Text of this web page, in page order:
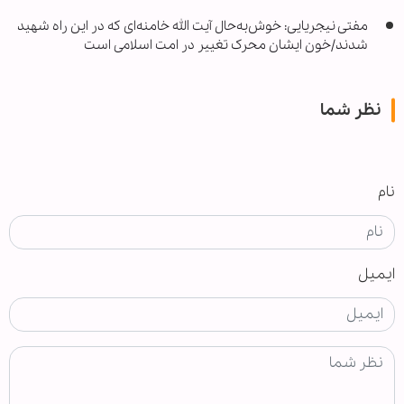
مفتی نیجریایی: خوش‌به‌حال آیت الله خامنه‌ای که در این راه شهید
شدند/خون ایشان محرک تغییر در امت اسلامی است
نظر شما
نام
ایمیل